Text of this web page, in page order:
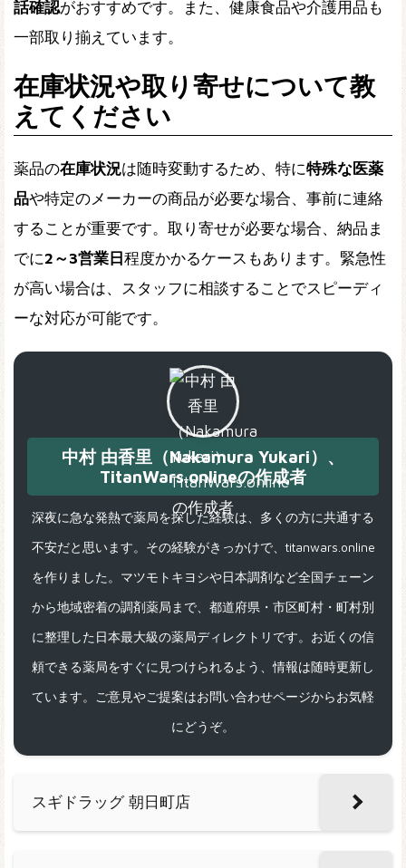
話確認がおすすめです。また、健康食品や介護用品も
一部取り揃えています。
在庫状況や取り寄せについて教
えてください
薬品の在庫状況は随時変動するため、特に特殊な医薬
品や特定のメーカーの商品が必要な場合、事前に連絡
することが重要です。取り寄せが必要な場合、納品ま
でに2～3営業日程度かかるケースもあります。緊急性
が高い場合は、スタッフに相談することでスピーディ
ーな対応が可能です。
中村 由香里（Nakamura Yukari）、
TitanWars.onlineの作成者
深夜に急な発熱で薬局を探した経験は、多くの方に共通する
不安だと思います。その経験がきっかけで、titanwars.online
を作りました。マツモトキヨシや日本調剤など全国チェーン
から地域密着の調剤薬局まで、都道府県・市区町村・町村別
に整理した日本最大級の薬局ディレクトリです。お近くの信
頼できる薬局をすぐに見つけられるよう、情報は随時更新し
ています。ご意見やご提案はお問い合わせページからお気軽
にどうぞ。
スギドラッグ 朝日町店